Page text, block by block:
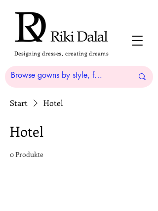
Designing dresses, creating dreams
Start Hotel
Hotel
0 Produkte